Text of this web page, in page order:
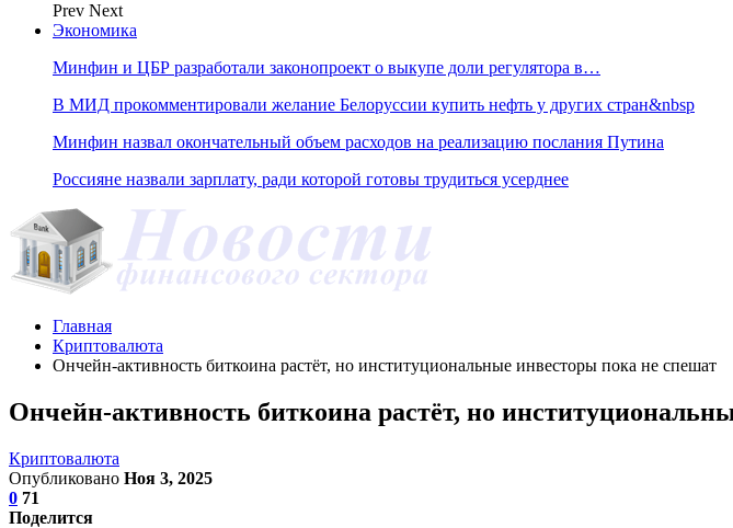
Prev Next
Экономика
Минфин и ЦБР разработали законопроект о выкупе доли регулятора в…
В МИД прокомментировали желание Белоруссии купить нефть у других стран&nbsp
Минфин назвал окончательный объем расходов на реализацию послания Путина
Россияне назвали зарплату, ради которой готовы трудиться усерднее
Главная
Криптовалюта
Ончейн-активность биткоина растёт, но институциональные инвесторы пока не спешат
Ончейн-активность биткоина растёт, но
Криптовалюта
Опубликовано Ноя 3, 2025
0 71
Поделится